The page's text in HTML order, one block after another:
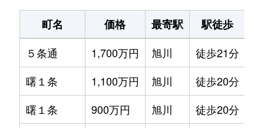
町名 価格 最寄駅 駅徒歩
５条通
1,700万円 旭川 徒歩21分
曙１条
1,100万円 旭川 徒歩20分
曙１条
900万円 旭川 徒歩20分